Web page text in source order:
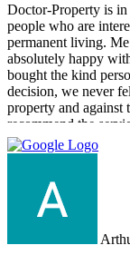
Doctor-Property is in
people who are
permanent living.
absolutely happy
bought the kind
decision, we never
property and against
recommend the